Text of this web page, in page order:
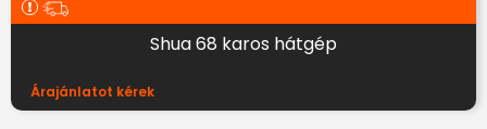
Shua 68 karos hátgép
Árajánlatot kérek